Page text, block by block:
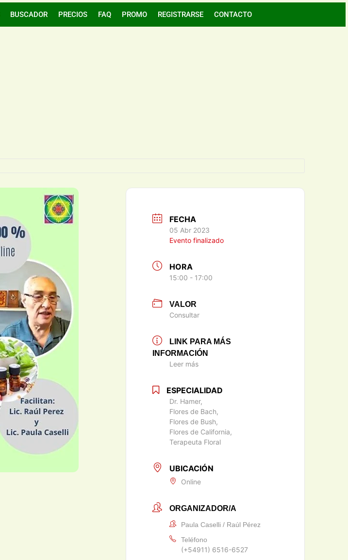
BUSCADOR PRECIOS FAQ PROMO REGISTRARSE CONTACTO
FECHA
05 Abr 2023
Evento finalizado
HORA
15:00 - 17:00
VALOR
Consultar
LINK PARA MÁS
INFORMACIÓN
Leer más
ESPECIALIDAD
Dr. Hamer,
Flores de Bach,
Flores de Bush,
Flores de California,
Terapeuta Floral
UBICACIÓN
Online
ORGANIZADOR/A
Paula Caselli / Raúl Pérez
Teléfono
(+54911) 6516-6527